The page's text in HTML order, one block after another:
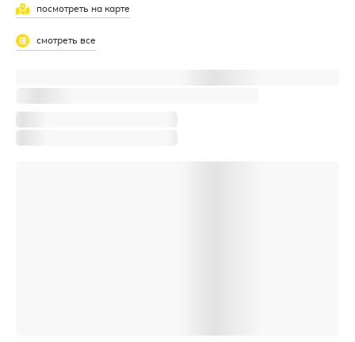
посмотреть на карте
смотреть все